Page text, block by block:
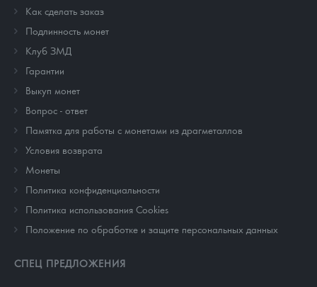
Как сделать заказ
Подлинность монет
Клуб ЗМД
Гарантии
Выкуп монет
Вопрос - ответ
Памятка для работы с монетами из драгметаллов
Условия возврата
Монеты
Политика конфиденциальности
Политика использования Cookies
Положение по обработке и защите персональных данных
СПЕЦ ПРЕДЛОЖЕНИЯ